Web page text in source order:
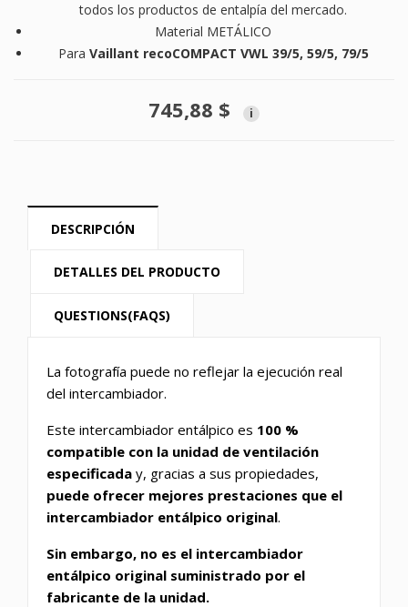
todos los productos de entalpía del mercado.
Material METÁLICO
Para Vaillant recoCOMPACT VWL 39/5, 59/5, 79/5
745,88 $ i
DESCRIPCIÓN
DETALLES DEL PRODUCTO
QUESTIONS(FAQS)
La fotografía puede no reflejar la ejecución real
del intercambiador.
Este intercambiador entálpico es 100 %
compatible con la unidad de ventilación
especificada y, gracias a sus propiedades,
puede ofrecer mejores prestaciones que el
intercambiador entálpico original.
Sin embargo, no es el intercambiador
entálpico original suministrado por el
fabricante de la unidad.